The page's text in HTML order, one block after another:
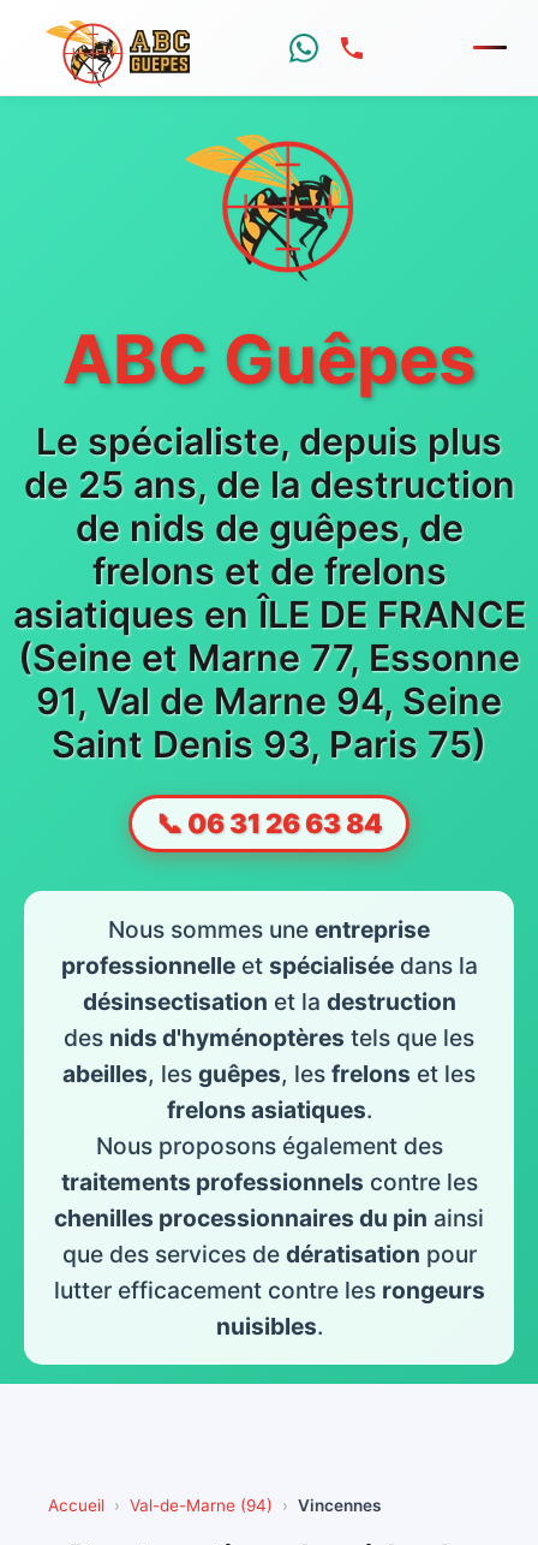
ABC Guêpes
Le spécialiste, depuis plus
de 25 ans, de la destruction
de nids de guêpes, de
frelons et de frelons
asiatiques en ÎLE DE FRANCE
(Seine et Marne 77, Essonne
91, Val de Marne 94, Seine
Saint Denis 93, Paris 75)
📞 06 31 26 63 84
Nous sommes une entreprise
professionnelle et spécialisée dans la
désinsectisation et la destruction
des nids d'hyménoptères tels que les
abeilles, les guêpes, les frelons et les
frelons asiatiques.
Nous proposons également des
traitements professionnels contre les
chenilles processionnaires du pin ainsi
que des services de dératisation pour
lutter efficacement contre les rongeurs
nuisibles.
Accueil Val-de-Marne (94) Vincennes